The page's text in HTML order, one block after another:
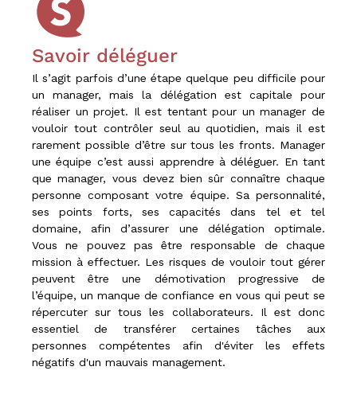
Savoir déléguer
Il s’agit parfois d’une étape quelque peu difficile pour
un manager, mais la délégation est capitale pour
réaliser un projet. Il est tentant pour un manager de
vouloir tout contrôler seul au quotidien, mais il est
rarement possible d’être sur tous les fronts. Manager
une équipe c’est aussi apprendre à déléguer. En tant
que manager, vous devez bien sûr connaître chaque
personne composant votre équipe. Sa personnalité,
ses points forts, ses capacités dans tel et tel
domaine, afin d’assurer une délégation optimale.
Vous ne pouvez pas être responsable de chaque
mission à effectuer. Les risques de vouloir tout gérer
peuvent être une démotivation progressive de
l’équipe, un manque de confiance en vous qui peut se
répercuter sur tous les collaborateurs. Il est donc
essentiel de transférer certaines tâches aux
personnes compétentes afin d'éviter les effets
négatifs d'un mauvais management.